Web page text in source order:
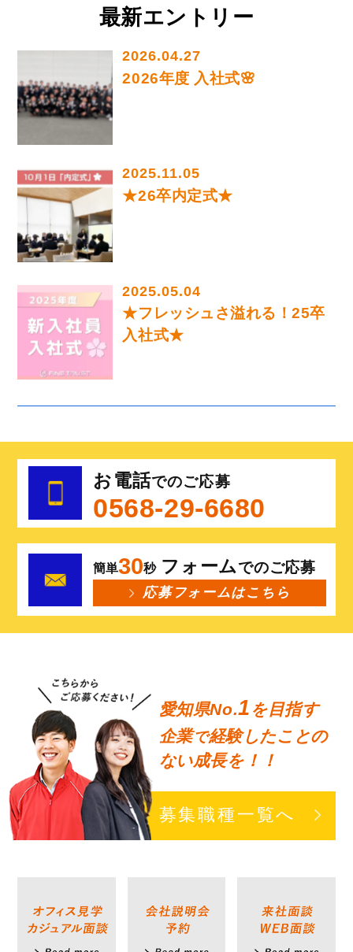
最新エントリー
2026.04.27
2026年度 入社式🌸
2025.11.05
★26卒内定式★
2025.05.04
★フレッシュさ溢れる！25卒
入社式★
お電話でのご応募
0568-29-6680
簡単30秒 フォームでのご応募
応募フォームはこちら
愛知県No.1 を目指す
企業で経験したことの
ない成長を！！
募集職種一覧へ